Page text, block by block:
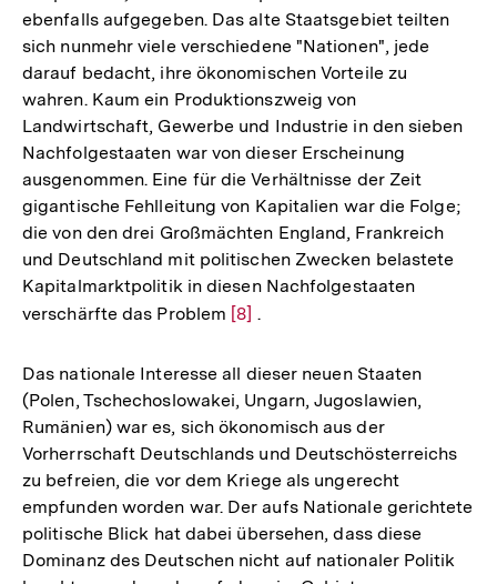
ebenfalls aufgegeben. Das alte Staatsgebiet teilten
sich nunmehr viele verschiedene "Nationen", jede
darauf bedacht, ihre ökonomischen Vorteile zu
wahren. Kaum ein Produktionszweig von
Landwirtschaft, Gewerbe und Industrie in den sieben
Nachfolgestaaten war von dieser Erscheinung
ausgenommen. Eine für die Verhältnisse der Zeit
gigantische Fehlleitung von Kapitalien war die Folge;
die von den drei Großmächten England, Frankreich
und Deutschland mit politischen Zwecken belastete
Kapitalmarktpolitik in diesen Nachfolgestaaten
verschärfte das Problem Zur
der
Fußnote
[8] .
Das nationale Interesse all dieser neuen Staaten
(Polen, Tschechoslowakei, Ungarn, Jugoslawien,
Rumänien) war es, sich ökonomisch aus der
Vorherrschaft Deutschlands und Deutschösterreichs
zu befreien, die vor dem Kriege als ungerecht
empfunden worden war. Der aufs Nationale gerichtete
politische Blick hat dabei übersehen, dass diese
Dominanz des Deutschen nicht auf nationaler Politik